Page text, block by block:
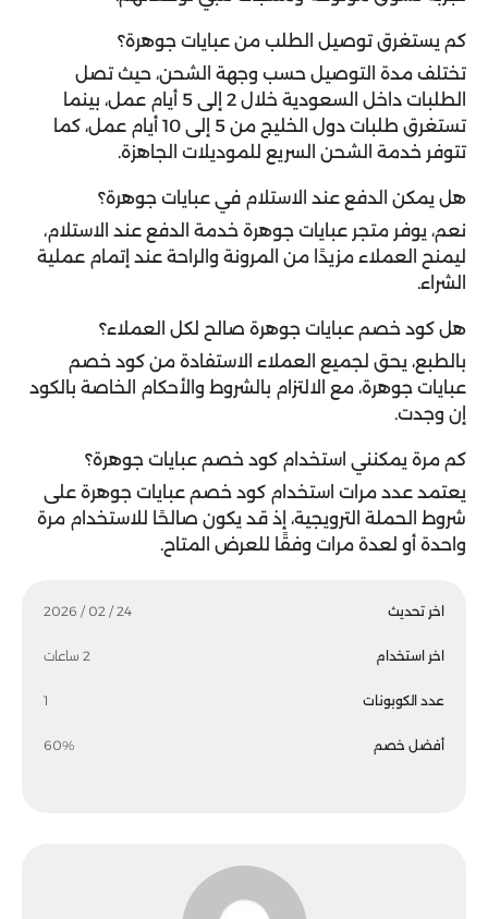
اخر تحديث 24 / 02 / 2026
اخر استخدام 2 ساعات
عدد الكوبونات 1
أفضل خصم 60%
كم يستغرق توصيل الطلب من عبايات جوهرة؟
تختلف مدة التوصيل حسب وجهة الشحن، حيث تصل
الطلبات داخل السعودية خلال 2 إلى 5 أيام عمل، بينما
تستغرق طلبات دول الخليج من 5 إلى 10 أيام عمل، كما
تتوفر خدمة الشحن السريع للموديلات الجاهزة.
هل يمكن الدفع عند الاستلام في عبايات جوهرة؟
نعم، يوفر متجر عبايات جوهرة خدمة الدفع عند الاستلام،
ليمنح العملاء مزيدًا من المرونة والراحة عند إتمام عملية
الشراء.
هل كود خصم عبايات جوهرة صالح لكل العملاء؟
بالطبع، يحق لجميع العملاء الاستفادة من كود خصم
عبايات جوهرة، مع الالتزام بالشروط والأحكام الخاصة بالكود
إن وجدت.
كم مرة يمكنني استخدام كود خصم عبايات جوهرة؟
يعتمد عدد مرات استخدام كود خصم عبايات جوهرة على
شروط الحملة الترويجية، إذ قد يكون صالحًا للاستخدام مرة
واحدة أو لعدة مرات وفقًا للعرض المتاح.